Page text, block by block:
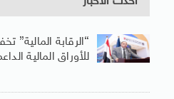
“الرقابة
للأوراق المالية